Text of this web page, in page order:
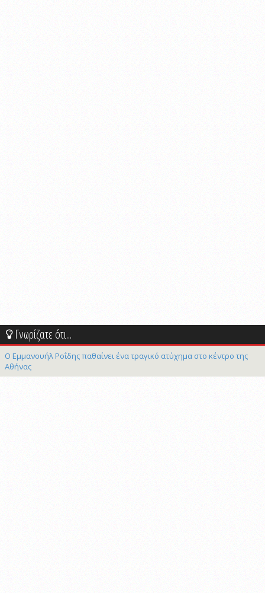
Γνωρίζατε ότι...
Ο Εμμανουήλ Ροΐδης παθαίνει ένα τραγικό ατύχημα στο κέντρο της
Αθήνας